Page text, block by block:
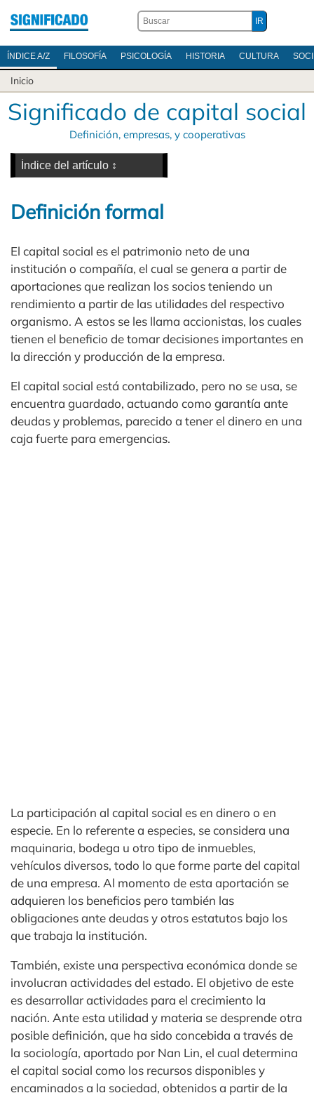
ÍNDICE A/Z FILOSOFÍA PSICOLOGÍA HISTORIA CULTURA
Inicio
Significado de capital social
Definición, empresas, y cooperativas
Definición formal
El capital social es el patrimonio neto de una
institución o compañía, el cual se genera a partir de
aportaciones que realizan los socios teniendo un
rendimiento a partir de las utilidades del respectivo
organismo. A estos se les llama accionistas, los cuales
tienen el beneficio de tomar decisiones importantes en
la dirección y producción de la empresa.
El capital social está contabilizado, pero no se usa, se
encuentra guardado, actuando como garantía ante
deudas y problemas, parecido a tener el dinero en una
caja fuerte para emergencias.
La participación al capital social es en dinero o en
especie. En lo referente a especies, se considera una
maquinaria, bodega u otro tipo de inmuebles,
vehículos diversos, todo lo que forme parte del capital
de una empresa. Al momento de esta aportación se
adquieren los beneficios pero también las
obligaciones ante deudas y otros estatutos bajo los
que trabaja la institución.
También, existe una perspectiva económica donde se
involucran actividades del estado. El objetivo de este
es desarrollar actividades para el crecimiento la
nación. Ante esta utilidad y materia se desprende otra
posible definición, que ha sido concebida a través de
la sociología, aportado por Nan Lin, el cual determina
el capital social como los recursos disponibles y
encaminados a la sociedad, obtenidos a partir de la